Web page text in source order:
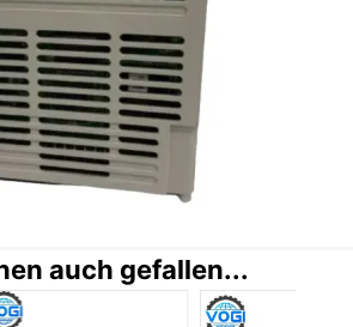
auch gefallen...